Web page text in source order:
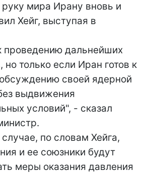
руку мира Ирану вновь и
Хейг, выступая в
проведению дальнейших
но только если Иран готов к
своей ядерной
выдвижения
условий", - сказал
по словам Хейга,
и ее союзники будут
меры оказания давления